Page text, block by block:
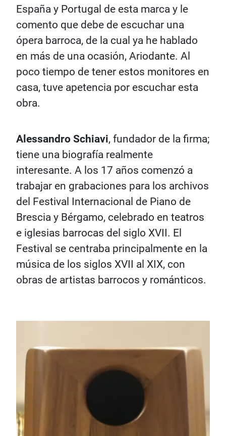
España y Portugal de esta marca y le
comento que debe de escuchar una
ópera barroca, de la cual ya he hablado
en más de una ocasión, Ariodante. Al
poco tiempo de tener estos monitores en
casa, tuve apetencia por escuchar esta
obra.
Alessandro Schiavi, fundador de la firma;
tiene una biografía realmente
interesante. A los 17 años comenzó a
trabajar en grabaciones para los archivos
del Festival Internacional de Piano de
Brescia y Bérgamo, celebrado en teatros
e iglesias barrocas del siglo XVII. El
Festival se centraba principalmente en la
música de los siglos XVII al XIX, con
obras de artistas barrocos y románticos.